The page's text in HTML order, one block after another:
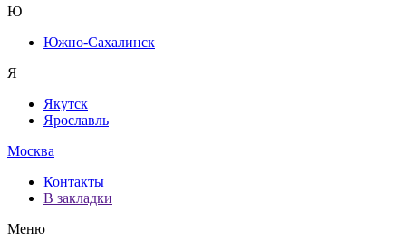
Ю
Южно-Сахалинск
Я
Якутск
Ярославль
Москва
Контакты
В закладки
Меню